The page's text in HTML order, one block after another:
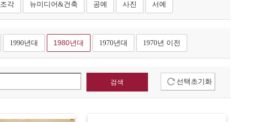
조각 뉴미디어&건축 공예 사진 서예
1990년대 1980년대 1970년대 1970년 이전
선택초기화